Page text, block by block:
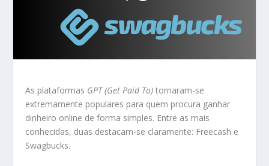
As plataformas GPT (Get Paid To) tornaram-se
extremamente populares para quem procura ganhar
dinheiro online de forma simples. Entre as mais
conhecidas, duas destacam-se claramente: Freecash e
Swagbucks.